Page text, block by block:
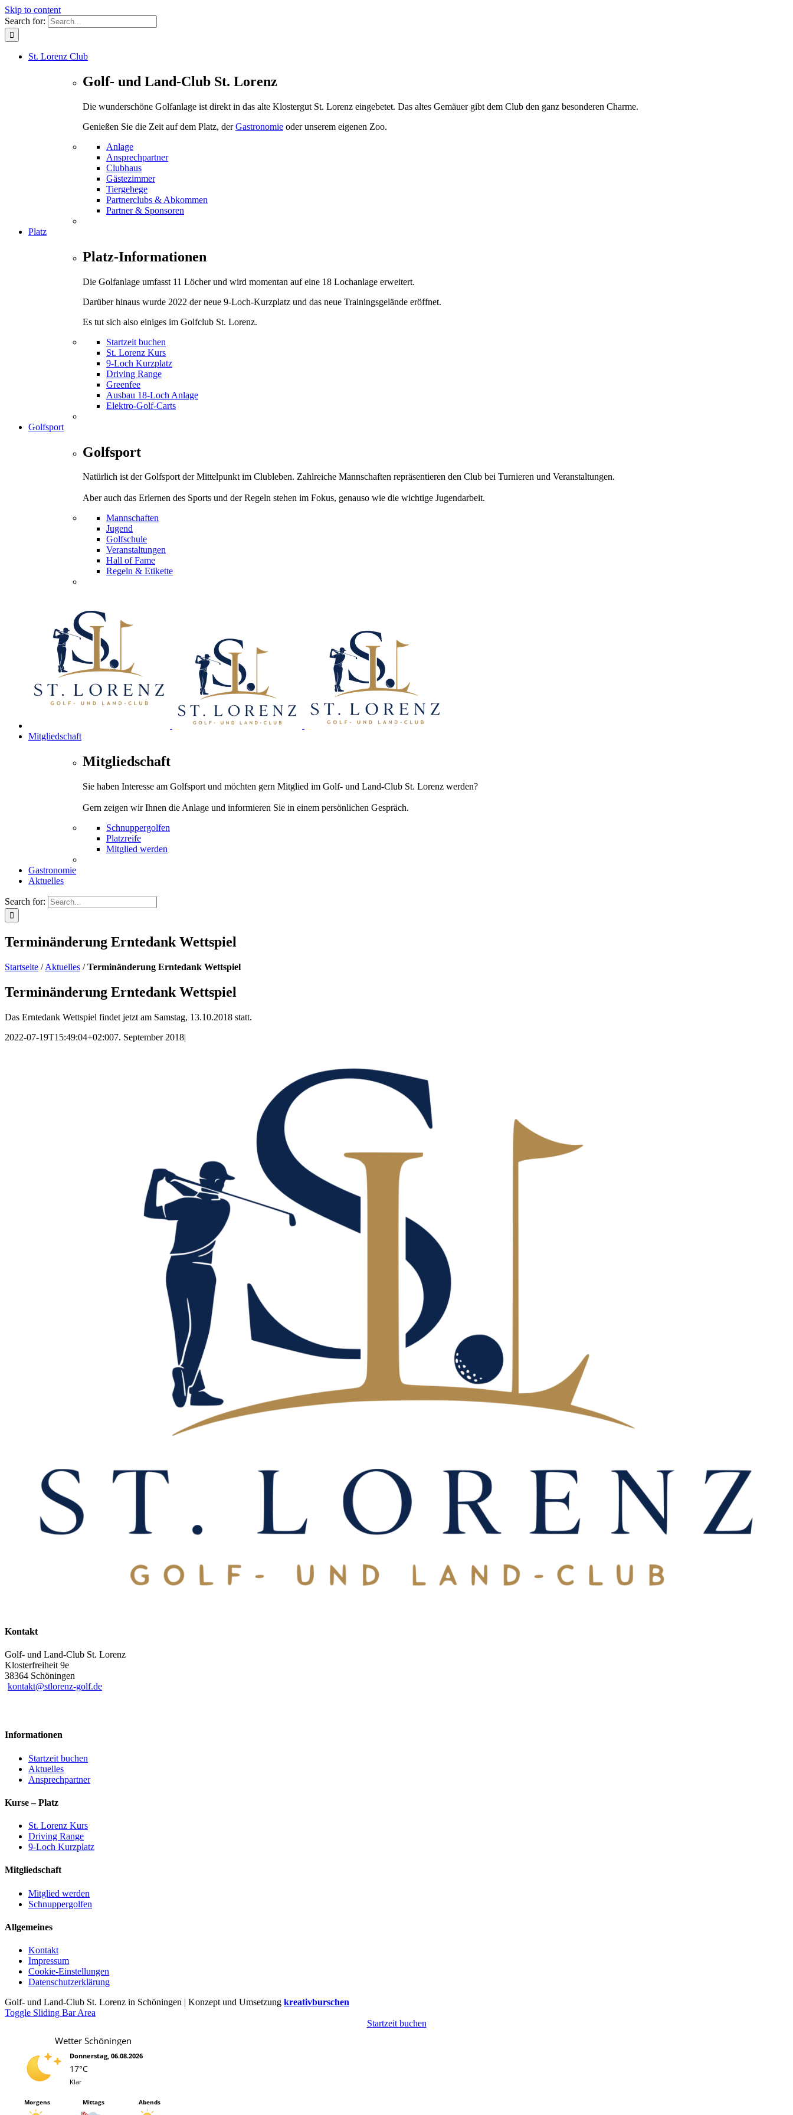
Skip to content
Search for:
St. Lorenz Club
Golf- und Land-Club St. Lorenz
Die wunderschöne Golfanlage ist direkt in das alte Klostergut St. Lorenz eingebetet. Das altes Gemäuer gibt dem Club den ganz besonderen Charme.
Genießen Sie die Zeit auf dem Platz, derGastronomie oder unserem eigenen Zoo.
Anlage
Ansprechpartner
Clubhaus
Gästezimmer
Tiergehege
Partnerclubs & Abkommen
Partner & Sponsoren
Platz
Platz-Informationen
Die Golfanlage umfasst 11 Löcher und wird momentan auf eine 18 Lochanlage erweitert.
Darüber hinaus wurde 2022 der neue 9-Loch-Kurzplatz und das neue Trainingsgelände eröffnet.
Es tut sich also einiges im Golfclub St. Lorenz.
Startzeit buchen
St. Lorenz Kurs
9-Loch Kurzplatz
Driving Range
Greenfee
Ausbau 18-Loch Anlage
Elektro-Golf-Carts
Golfsport
Golfsport
Natürlich ist der Golfsport der Mittelpunkt im Clubleben. Zahlreiche Mannschaften repräsentieren den Club bei Turnieren und Veranstaltungen.
Aber auch das Erlernen des Sports und der Regeln stehen im Fokus, genauso wie die wichtige Jugendarbeit.
Mannschaften
Jugend
Golfschule
Veranstaltungen
Hall of Fame
Regeln & Etikette
Mitgliedschaft
Mitgliedschaft
Sie haben Interesse am Golfsport und möchten gern Mitglied im Golf- und Land-Club St. Lorenz werden?
Gern zeigen wir Ihnen die Anlage und informieren Sie in einem persönlichen Gespräch.
Schnuppergolfen
Platzreife
Mitglied werden
Gastronomie
Aktuelles
Search for:
Terminänderung Erntedank Wettspiel
Startseite /Aktuelles /Terminänderung Erntedank Wettspiel
Terminänderung Erntedank Wettspiel
Das Erntedank Wettspiel findet jetzt am Samstag, 13.10.2018 statt.
2022-07-19T15:49:04+02:007. September 2018|
Kontakt
Golf- und Land-Club St. Lorenz
Klosterfreiheit 9e
38364 Schöningen
kontakt@stlorenz-golf.de
Informationen
Startzeit buchen
Aktuelles
Ansprechpartner
Kurse – Platz
St. Lorenz Kurs
Driving Range
9-Loch Kurzplatz
Mitgliedschaft
Mitglied werden
Schnuppergolfen
Allgemeines
Kontakt
Impressum
Cookie-Einstellungen
Datenschutzerklärung
Golf- und Land-Club St. Lorenz in Schöningen | Konzept und Umsetzung kreativburschen
Toggle Sliding Bar Area
Startzeit buchen
Wetter Schöningen
Donnerstag, 06.08.2026
17°C
Klar
Morgens Mittags Abends